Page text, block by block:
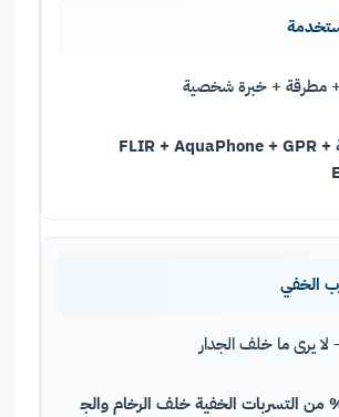
مطرقة + خبرة شخصية
كاميرا حرارية FLIR + AquaPhone + GPR +
الخفي
لا يرى ما خلف الجدار
97% من التسربات الخفية خلف الرخام والج